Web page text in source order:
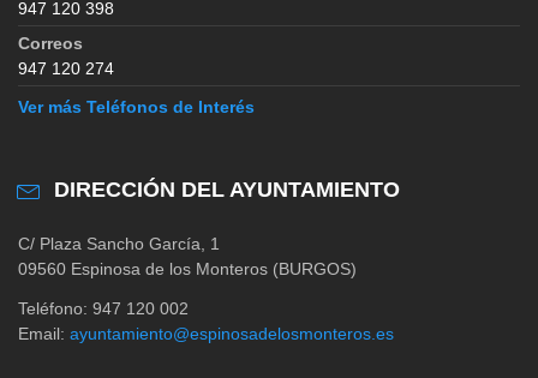
947 120 398
Correos
947 120 274
Ver más Teléfonos de Interés
DIRECCIÓN DEL AYUNTAMIENTO
C/ Plaza Sancho García, 1
09560 Espinosa de los Monteros (BURGOS)
Teléfono: 947 120 002
Email: ayuntamiento@espinosadelosmonteros.es